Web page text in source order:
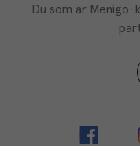
Du som är Menigo-